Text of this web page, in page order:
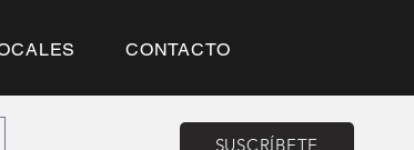
CONTACTO
SUSCRÍBETE